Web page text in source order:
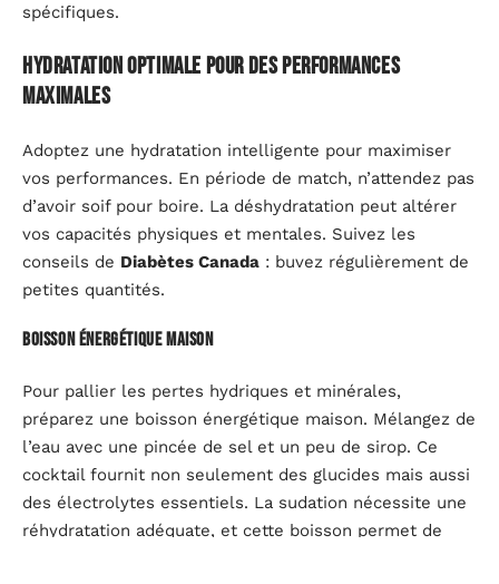
spécifiques.
Hydratation optimale pour des performances
maximales
Adoptez une hydratation intelligente pour maximiser
vos performances. En période de match, n’attendez pas
d’avoir soif pour boire. La déshydratation peut altérer
vos capacités physiques et mentales. Suivez les
conseils de Diabètes Canada : buvez régulièrement de
petites quantités.
Boisson énergétique maison
Pour pallier les pertes hydriques et minérales,
préparez une boisson énergétique maison. Mélangez de
l’eau avec une pincée de sel et un peu de sirop. Ce
cocktail fournit non seulement des glucides mais aussi
des électrolytes essentiels. La sudation nécessite une
réhydratation adéquate, et cette boisson permet de